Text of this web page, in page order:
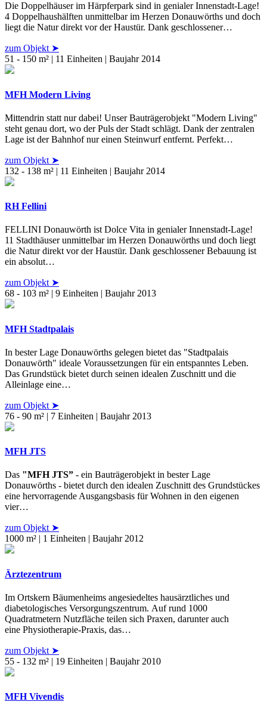
Die Doppelhäuser im Härpferpark sind in genialer Innenstadt-Lage!
4 Doppelhaushälften unmittelbar im Herzen Donauwörths und doch
liegt die Natur direkt vor der Haustür. Dank geschlossener…
zum Objekt ➤
51 - 150 m² | 11 Einheiten | Baujahr 2014
MFH Modern Living
Mittendrin statt nur dabei! Unser Bauträgerobjekt "Modern Living"
steht genau dort, wo der Puls der Stadt schlägt. Dank der zentralen
Lage ist der Bahnhof nur einen Steinwurf entfernt. Perfekt…
zum Objekt ➤
132 - 138 m² | 11 Einheiten | Baujahr 2014
RH Fellini
FELLINI Donauwörth ist Dolce Vita in genialer Innenstadt-Lage!
11 Stadthäuser unmittelbar im Herzen Donauwörths und doch liegt
die Natur direkt vor der Haustür. Dank geschlossener Bebauung ist
ein absolut…
zum Objekt ➤
68 - 103 m² | 9 Einheiten | Baujahr 2013
MFH Stadtpalais
In bester Lage Donauwörths gelegen bietet das "Stadtpalais
Donauwörth" ideale Voraussetzungen für ein entspanntes Leben.
Das Grundstück bietet durch seinen idealen Zuschnitt und die
Alleinlage eine…
zum Objekt ➤
76 - 90 m² | 7 Einheiten | Baujahr 2013
MFH JTS
Das "MFH JTS” - ein Bauträgerobjekt in bester Lage
Donauwörths - bietet durch den idealen Zuschnitt des Grundstückes
eine hervorragende Ausgangsbasis für Wohnen in den eigenen
vier…
zum Objekt ➤
1000 m² | 1 Einheiten | Baujahr 2012
Ärztezentrum
Im Ortskern Bäumenheims angesiedeltes hausärztliches und
diabetologisches Versorgungszentrum. Auf rund 1000
Quadratmetern Nutzfläche teilen sich Praxen, darunter auch
eine Physiotherapie-Praxis, das…
zum Objekt ➤
55 - 132 m² | 19 Einheiten | Baujahr 2010
MFH Vivendis